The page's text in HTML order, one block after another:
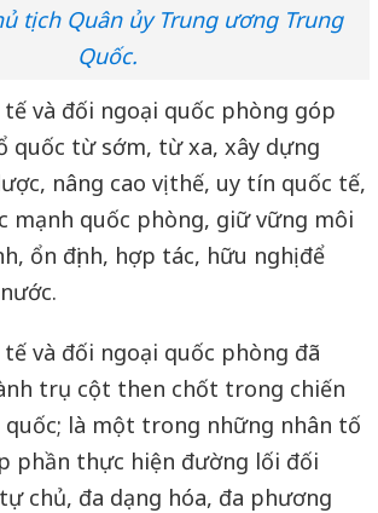
tịch Quân ủy Trung ương Trung
Quốc.
và đối ngoại quốc phòng góp
quốc từ sớm, từ xa, xây dựng
nâng cao vị thế, uy tín quốc tế,
mạnh quốc phòng, giữ vững môi
ổn định, hợp tác, hữu nghị để
và đối ngoại quốc phòng đã
trụ cột then chốt trong chiến
quốc; là một trong những nhân tố
phần thực hiện đường lối đối
chủ, đa dạng hóa, đa phương